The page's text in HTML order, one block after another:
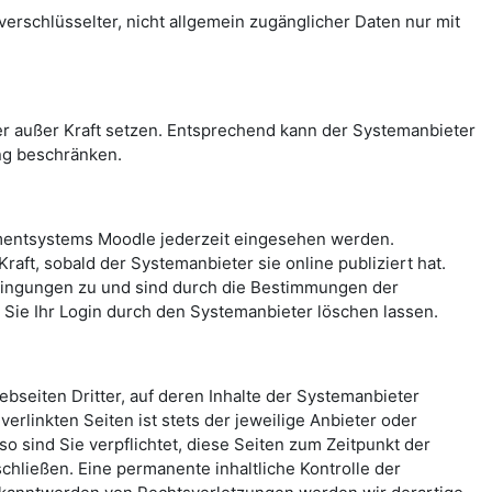
nicht allgemein zugänglicher Daten nur mit
Kraft setzen. Entsprechend kann der Systemanbieter
beschränken.
Moodle jederzeit eingesehen werden.
sobald der Systemanbieter sie online publiziert hat.
zu und sind durch die Bestimmungen der
Ihr Login durch den Systemanbieter löschen lassen.
Dritter, auf deren Inhalte der Systemanbieter
Seiten ist stets der jeweilige Anbieter oder
sind Sie verpflichtet, diese Seiten zum Zeitpunkt der
Eine permanente inhaltliche Kontrolle der